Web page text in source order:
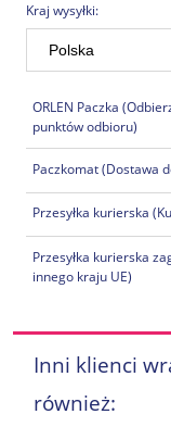
Kraj wysyłki:
ORLEN Paczka
punktów odbioru)
Paczkomat(Dostawa
Przesyłka kurierska
Przesyłka kurierska
innego kraju UE)
Inni klienci
również: